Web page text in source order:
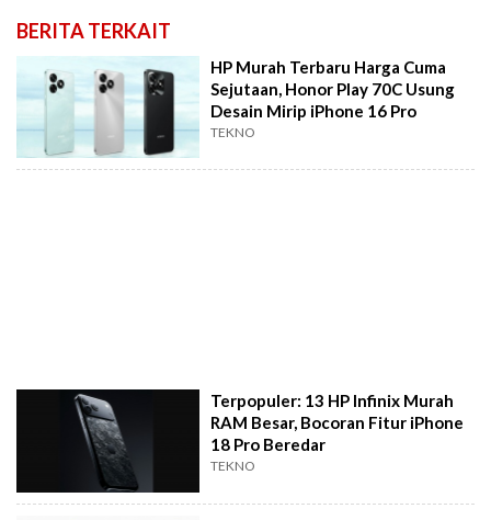
BERITA TERKAIT
HP Murah Terbaru Harga Cuma
Sejutaan, Honor Play 70C Usung
Desain Mirip iPhone 16 Pro
TEKNO
Terpopuler: 13 HP Infinix Murah
RAM Besar, Bocoran Fitur iPhone
18 Pro Beredar
TEKNO